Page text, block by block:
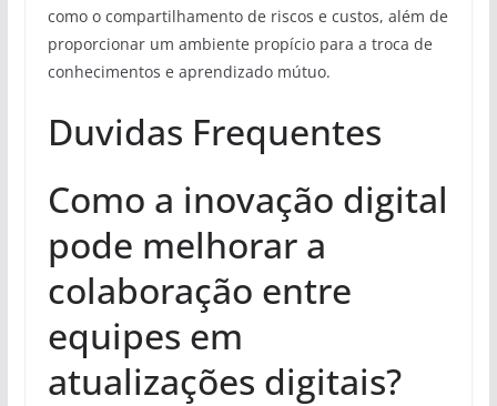
como o compartilhamento de riscos e custos, além de
proporcionar um ambiente propício para a troca de
conhecimentos e aprendizado mútuo.
Duvidas Frequentes
Como a inovação digital
pode melhorar a
colaboração entre
equipes em
atualizações digitais?